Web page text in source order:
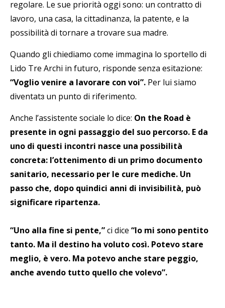
regolare. Le sue priorità oggi sono: un contratto di
lavoro, una casa, la cittadinanza, la patente, e la
possibilità di tornare a trovare sua madre.
Quando gli chiediamo come immagina lo sportello di
Lido Tre Archi in futuro, risponde senza esitazione:
“Voglio venire a lavorare con voi”. Per lui siamo
diventatɜ un punto di riferimento.
Anche l’assistente sociale lo dice: On the Road è
presente in ogni passaggio del suo percorso. E da
uno di questi incontri nasce una possibilità
concreta: l’ottenimento di un primo documento
sanitario, necessario per le cure mediche. Un
passo che, dopo quindici anni di invisibilità, può
significare ripartenza.
“Uno alla fine si pente,”ci dice “Io mi sono pentito
tanto. Ma il destino ha voluto così. Potevo stare
meglio, è vero. Ma potevo anche stare peggio,
anche avendo tutto quello che volevo”.